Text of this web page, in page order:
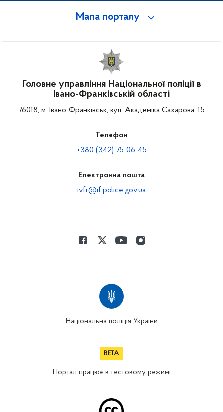
Мапа порталу
Головне управління Національної поліції в
Івано-Франківській області
76018, м. Івано-Франківськ, вул. Академіка Сахарова, 15
Телефон
+380 (342) 75-06-45
Електронна пошта
ivfr@if.police.gov.ua
Національна поліція України
Портал працює в тестовому режимі